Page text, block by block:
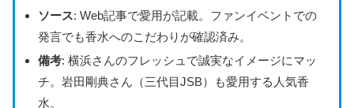
ソース: Web記事で愛用が記載。ファンイベントでの
発言でも香水へのこだわりが確認済み。
備考: 横浜さんのフレッシュで誠実なイメージにマッ
チ。岩田剛典さん（三代目JSB）も愛用する人気香
水。